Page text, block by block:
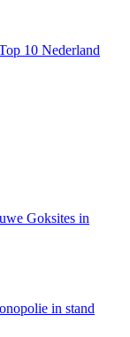
10 Nederland
Goksites in
in stand